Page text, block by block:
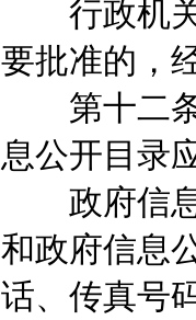
行政机关
要批准的，
第十二条
息公开目录
政府信息
和政府信息
话、传真号